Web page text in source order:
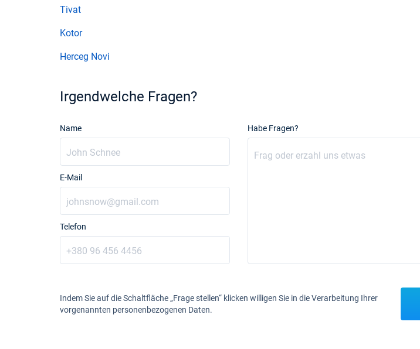
Tivat
Kotor
Herceg Novi
Irgendwelche Fragen?
Name
E-Mail
Telefon
Habe Fragen?
Indem Sie auf die Schaltfläche „Frage stellen“ klicken willigen Sie in die Verarbeitung Ihrer
vorgenannten personenbezogenen Daten.